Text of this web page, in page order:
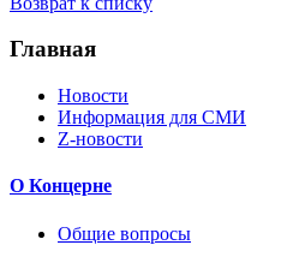
Главная
Новости
Информация для СМИ
Z-новости
О Концерне
Общие вопросы